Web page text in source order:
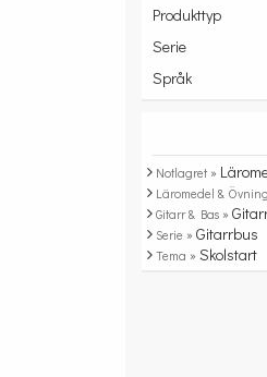
Produkttyp
Serie
Språk
Notlagret »
Läromedel &
Gitarr & Bas »
Serie »Gitarrbus
Tema »Skolstart